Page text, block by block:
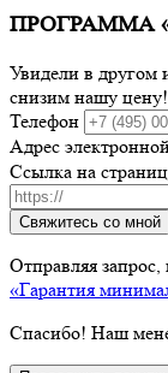
ПРОГРАММА
Увидели в другом
снизим нашу цену!
Телефон
Адрес
Ссылка на
Свяжитесь со мной
Отправляя
«Гарантия
Спасибо! Наш